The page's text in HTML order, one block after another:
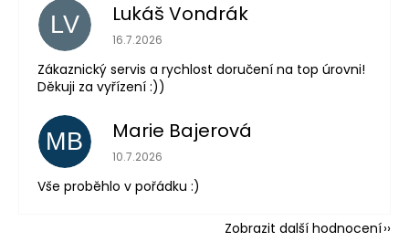
LV Lukáš Vondrák
Hodnocení obchodu je 5 z 5 hvězdiček.
16.7.2026
Zákaznický servis a rychlost doručení na top úrovni!
Děkuji za vyřízení :))
MB Marie Bajerová
Hodnocení obchodu je 5 z 5 hvězdiček.
10.7.2026
Vše proběhlo v pořádku :)
Zobrazit další hodnocení